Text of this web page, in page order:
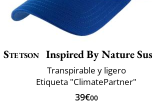
Stetson Inspired By Nature
Transpirable y ligero
Etiqueta "ClimatePartner"
39€00